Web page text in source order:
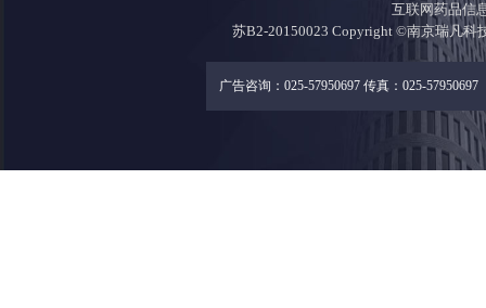
互联网药品信
苏B2-20150023 Copyright ©南京瑞凡科
广告咨询：025-57950697 传真：025-57950697